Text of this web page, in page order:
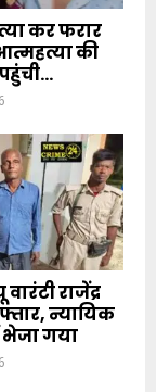
कर फरार
की
राजेंद्र
न्यायिक
भेजा गया